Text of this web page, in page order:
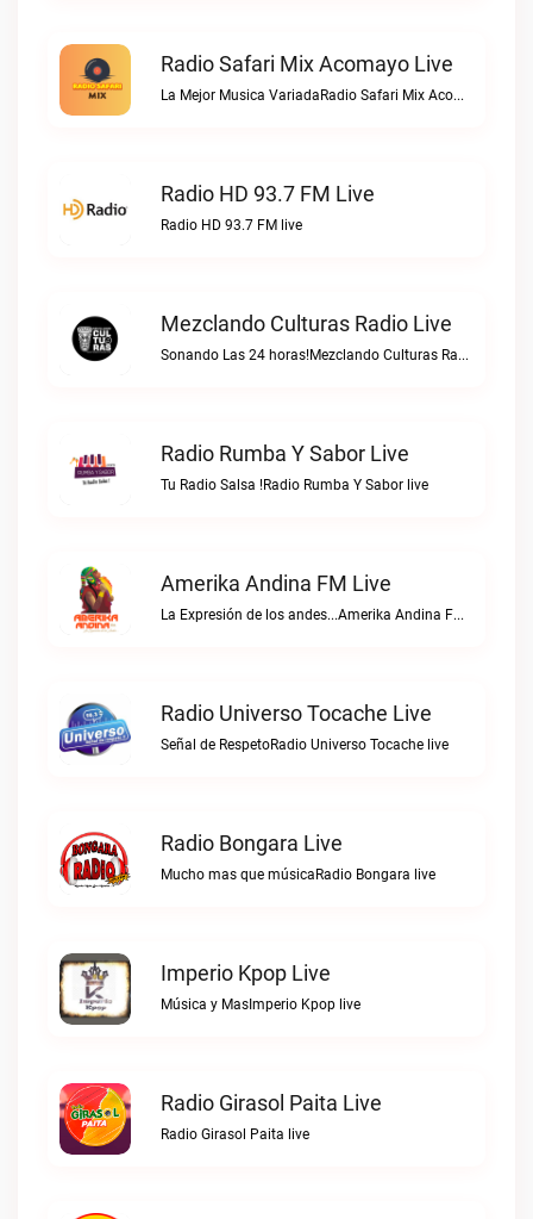
Radio Safari Mix Acomayo Live
La Mejor Musica VariadaRadio Safari Mix Acomayo live
Radio HD 93.7 FM Live
Radio HD 93.7 FM live
Mezclando Culturas Radio Live
Sonando Las 24 horas!Mezclando Culturas Radio live
Radio Rumba Y Sabor Live
Tu Radio Salsa !Radio Rumba Y Sabor live
Amerika Andina FM Live
La Expresión de los andes...Amerika Andina FM live
Radio Universo Tocache Live
Señal de RespetoRadio Universo Tocache live
Radio Bongara Live
Mucho mas que músicaRadio Bongara live
Imperio Kpop Live
Música y MasImperio Kpop live
Radio Girasol Paita Live
Radio Girasol Paita live